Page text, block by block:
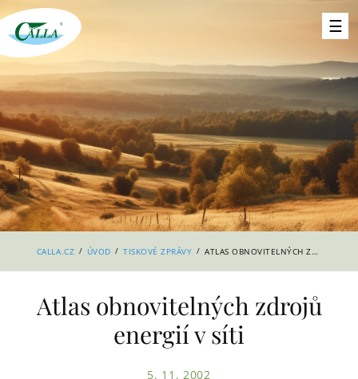
CALLA.CZ / ÚVOD / TISKOVÉ ZPRÁVY / ATLAS OBNOVITELNÝCH ZDROJŮ ENERGIÍ V SÍTI
Atlas obnovitelných zdrojů
energií v síti
5. 11. 2002